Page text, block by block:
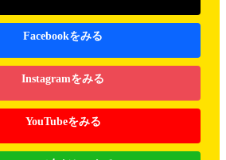
Facebookをみる
Instagramをみる
YouTubeをみる